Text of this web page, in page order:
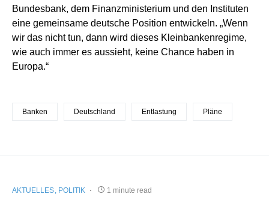
Bundesbank, dem Finanzministerium und den Instituten
eine gemeinsame deutsche Position entwickeln. „Wenn
wir das nicht tun, dann wird dieses Kleinbankenregime,
wie auch immer es aussieht, keine Chance haben in
Europa.“
Banken Deutschland Entlastung Pläne
AKTUELLES POLITIK 1 minute read